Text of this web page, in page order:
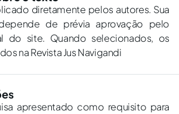
diretamente pelos autores. Sua
de prévia aprovação pelo
do site. Quando selecionados, os
na Revista Jus Navigandi
apresentado como requisito para